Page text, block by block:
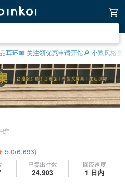
耳环🎟️ 关注領优惠申请开馆🔎 小眾风格灵
馆
5.0(6,693)
已卖出件数
24,903
回应速度
1 日内